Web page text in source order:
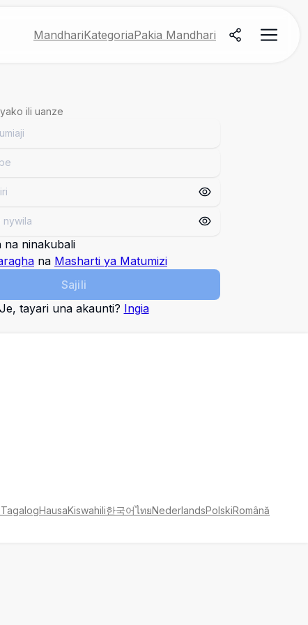
MandhariKategoriaPakia Mandhari
ili uanze
na ninakubali
na Masharti ya Matumizi
Sajili
Je, tayari una akaunti? Ingia
TagalogHausaKiswahili한국어ไทยNederlandsPolskiRomână